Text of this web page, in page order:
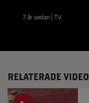
7 år sedan | TV
RELATERADE